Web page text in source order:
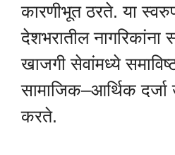
कारणीभूत ठरते. या
देशभरातील नागरिकांना
खाजगी सेवांमध्ये
सामाजिक–आर्थिक
करते.